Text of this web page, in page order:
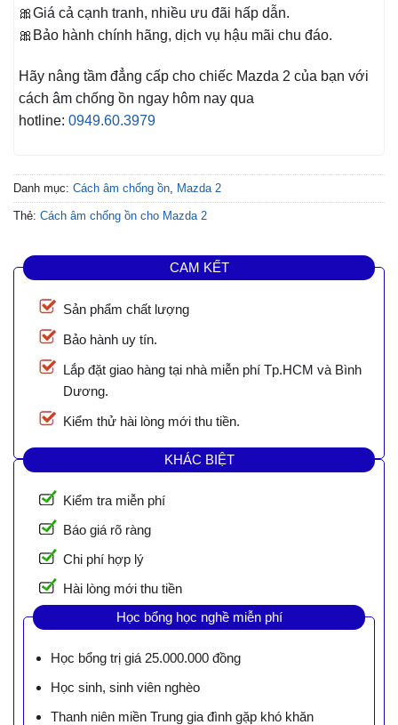
🎀Giá cả cạnh tranh, nhiều ưu đãi hấp dẫn.
🎀Bảo hành chính hãng, dịch vụ hậu mãi chu đáo.
Hãy nâng tầm đẳng cấp cho chiếc Mazda 2 của bạn với
cách âm chống ồn ngay hôm nay qua
hotline: 0949.60.3979
Danh mục: Cách âm chống ồn Mazda 2
Thẻ: Cách âm chống ồn cho Mazda 2
CAM KẾT
Sản phẩm chất lượng
Bảo hành uy tín.
Lắp đặt giao hàng tại nhà miễn phí Tp.HCM và Bình
Dương.
Kiểm thử hài lòng mới thu tiền.
KHÁC BIỆT
Kiểm tra miễn phí
Báo giá rõ ràng
Chi phí hợp lý
Hài lòng mới thu tiền
Học bổng học nghề miễn phí
Học bổng trị giá 25.000.000 đồng
Học sinh, sinh viên nghèo
Thanh niên miền Trung gia đình gặp khó khăn